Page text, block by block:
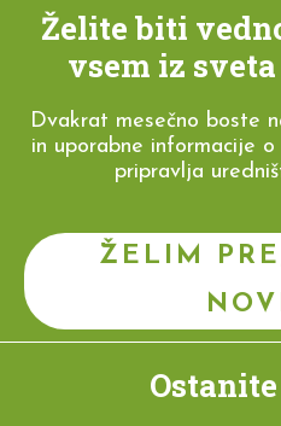
Želite biti
vsem iz
Dvakrat mesečno boste
in uporabne informacije
pripravlja
ŽELIM